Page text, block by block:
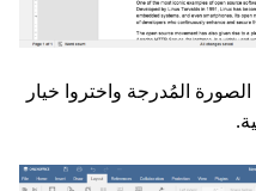
المُدرجة واختروا خيار